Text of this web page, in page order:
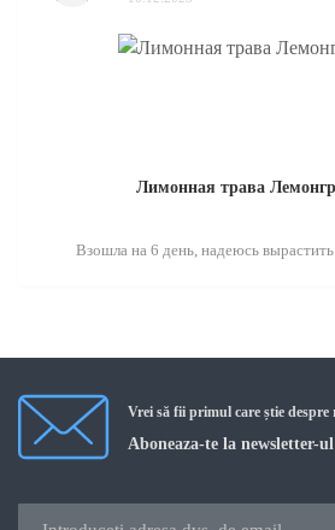
Лимонная трава
Взошла на 6 день, надеюсь
Vrei să fii primul care știe despre
Aboneaza-te la newsletter-